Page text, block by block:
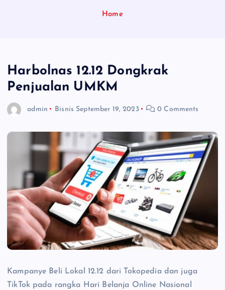
Home
Harbolnas 12.12 Dongkrak
Penjualan UMKM
admin Bisnis September 19, 2023 0 Comments
Kampanye Beli Lokal 12.12 dari Tokopedia dan juga
TikTok pada rangka Hari Belanja Online Nasional